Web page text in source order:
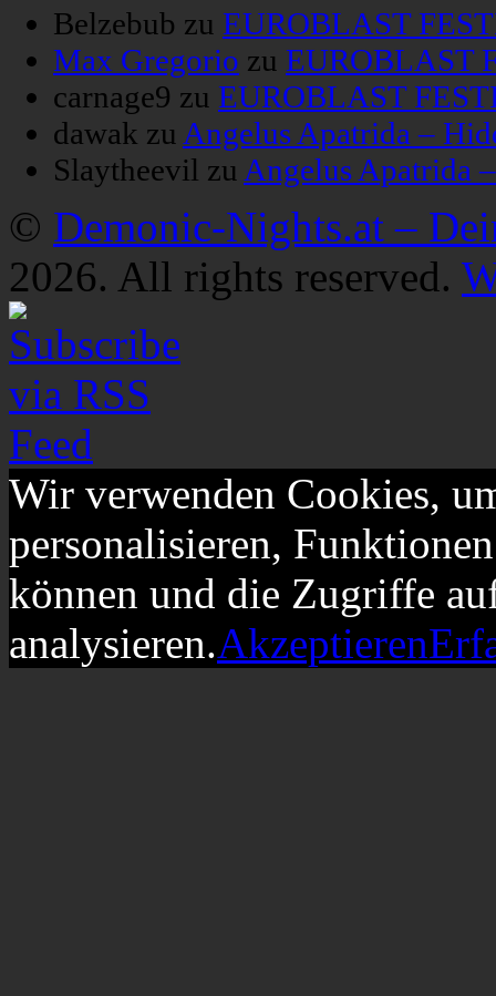
Belzebub zu EUROBLAST
Max Gregorio zu EUROBLAST
carnage9 zu EUROBLAST
dawak zu Angelus Apatrida –
Slaytheevil zu Angelus Apatrida
© Demonic-Nights.at –
2026. All rights reserved.
Wir verwenden Cookies,
personalisieren,
können und die Zugriffe
analysieren.Akzeptieren